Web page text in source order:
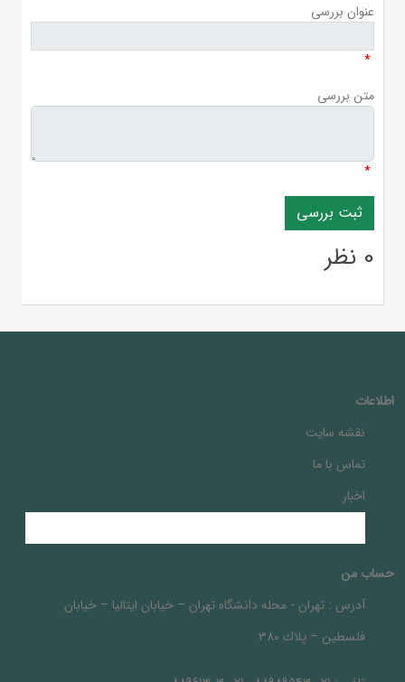
عنوان بررسی
*
متن بررسی
*
0 نظر
اطلاعات
نقشه سایت
تماس با ما
اخبار
حساب من
آدرس : تهران - محله دانشگاه تهران – خيابان ايتاليا – خيابان
فلسطين – پلاك 380